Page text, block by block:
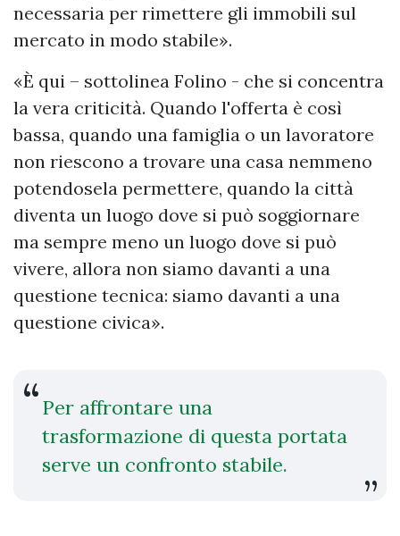
necessaria per rimettere gli immobili sul
mercato in modo stabile».
«È qui – sottolinea Folino - che si concentra
la vera criticità. Quando l'offerta è così
bassa, quando una famiglia o un lavoratore
non riescono a trovare una casa nemmeno
potendosela permettere, quando la città
diventa un luogo dove si può soggiornare
ma sempre meno un luogo dove si può
vivere, allora non siamo davanti a una
questione tecnica: siamo davanti a una
questione civica».
Per affrontare una
trasformazione di questa portata
serve un confronto stabile.